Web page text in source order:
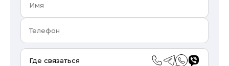
Где связаться